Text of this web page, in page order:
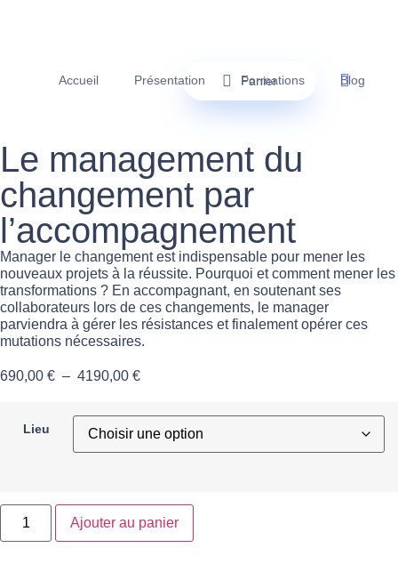
Accueil Présentation Formations Blog
Panier
Le management du
changement par
l’accompagnement
Manager le changement est indispensable pour mener les
nouveaux projets à la réussite. Pourquoi et comment mener les
transformations ? En accompagnant, en soutenant ses
collaborateurs lors de ces changements, le manager
parviendra à gérer les résistances et finalement opérer ces
mutations nécessaires.
690,00 € – 4190,00 €
Lieu
Ajouter au panier